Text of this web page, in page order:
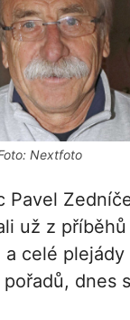
Nextfoto
Pavel
už z příběhů
celé plejády
dnes